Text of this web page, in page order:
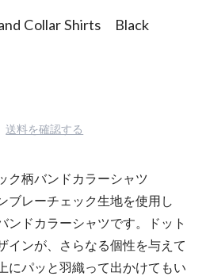
Collar Shirts Black
送料を確認する
ク柄バンドカラーシャツ
ブレーチェック生地を使用し
ンドカラーシャツです。ドット
インが、さらなる個性を与えて
にパッと羽織って出かけてもい